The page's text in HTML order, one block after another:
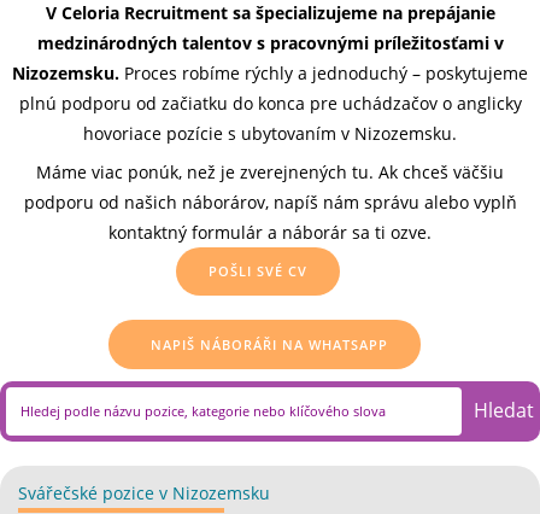
V Celoria Recruitment sa špecializujeme na prepájanie
medzinárodných talentov s pracovnými príležitosťami v
Nizozemsku. Proces robíme rýchly a jednoduchý – poskytujeme
plnú podporu od začiatku do konca pre uchádzačov o anglicky
hovoriace pozície s ubytovaním v Nizozemsku.
Máme viac ponúk, než je zverejnených tu. Ak chceš väčšiu
podporu od našich náborárov, napíš nám správu alebo vyplň
kontaktný formulár a náborár sa ti ozve.
POŠLI SVÉ CV
NAPIŠ NÁBORÁŘI NA WHATSAPP
Search field required
Hledat
Svářečské pozice v Nizozemsku